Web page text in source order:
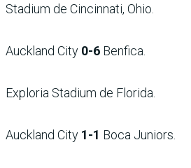
Stadium de Cincinnati, Ohio.
Auckland City 0-6 Benfica.
Exploria Stadium de Florida.
Auckland City 1-1 Boca Juniors.